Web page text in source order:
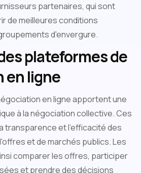
partenaires, qui sont
de meilleures conditions
d'envergure.
plateformes de
en ligne
en ligne apportent une
à la négociation collective. Ces
transparence et l'efficacité des
et de marchés publics. Les
comparer les offres, participer
et prendre des décisions